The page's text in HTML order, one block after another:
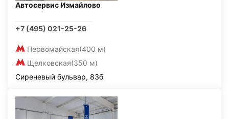
Автосервис Измайлово
+7 (495) 021-25-26
Первомайская(400 м)
Щелковская(350 м)
Сиреневый бульвар, 83б